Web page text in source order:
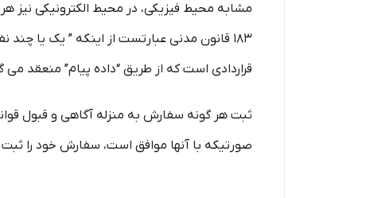
مشابه محیط فیزیکی، در محیط الکترونیکی نیز
۱۸۳ قانون مدنی عبارتست از اینکه ” یک یا
قراردادی است که از طریق “داده پیام” منعقد می
ثبت هر گونه سفارش به منزله آگاهی و قبول
صورتیکه با آنها موافق است، سفارش خود را ثبت